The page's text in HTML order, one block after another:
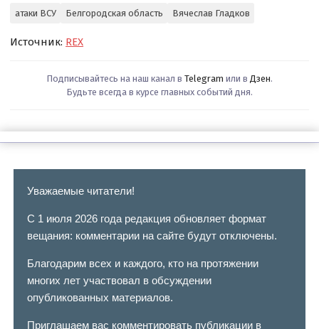
атаки ВСУ Белгородская область Вячеслав Гладков
Источник: REX
Подписывайтесь на наш канал в Telegram или в Дзен.
Будьте всегда в курсе главных событий дня.
Уважаемые читатели!
С 1 июля 2026 года редакция обновляет формат
вещания: комментарии на сайте будут отключены.
Благодарим всех и каждого, кто на протяжении
многих лет участвовал в обсуждении
опубликованных материалов.
Приглашаем вас комментировать публикации в